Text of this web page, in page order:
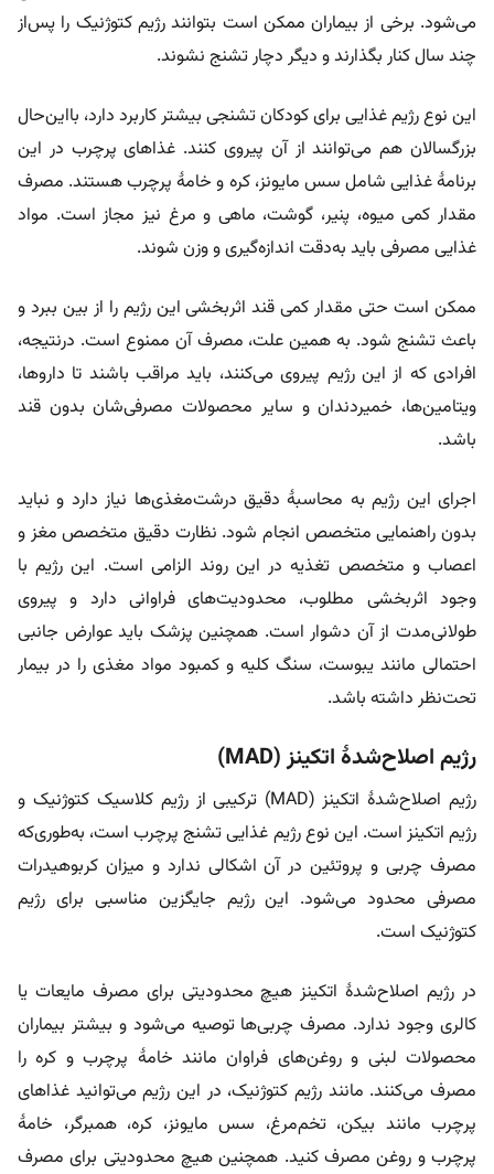
می‌شود. برخی از بیماران ممکن است بتوانند رژیم کتوژنیک را پس‌از
چند سال کنار بگذارند و دیگر دچار تشنج نشوند.
این نوع رژیم غذایی برای کودکان تشنجی بیشتر کاربرد دارد، بااین‌حال
بزرگسالان هم می‌توانند از آن پیروی کنند. غذاهای پرچرب در این
برنامۀ غذایی شامل سس مایونز، کره و خامۀ پرچرب هستند. مصرف
مقدار کمی میوه، پنیر، گوشت، ماهی و مرغ نیز مجاز است. مواد
غذایی مصرفی باید به‌دقت اندازه‌گیری و وزن شوند.
ممکن است حتی مقدار کمی قند اثربخشی این رژیم را از بین ببرد و
باعث تشنج شود. به همین علت، مصرف آن ممنوع است. درنتیجه،
افرادی که از این رژیم پیروی می‌کنند، باید مراقب باشند تا داروها،
ویتامین‌ها، خمیردندان و سایر محصولات مصرفی‌شان بدون قند
باشد.
اجرای این رژیم به محاسبۀ دقیق درشت‌مغذی‌ها نیاز دارد و نباید
بدون راهنمایی متخصص انجام شود. نظارت دقیق متخصص مغز و
اعصاب و متخصص تغذیه در این روند الزامی است. این رژیم با
وجود اثربخشی مطلوب، محدودیت‌های فراوانی دارد و پیروی
طولانی‌مدت از آن دشوار است. همچنین پزشک باید عوارض جانبی
احتمالی مانند یبوست، سنگ کلیه و کمبود مواد مغذی را در بیمار
تحت‌نظر داشته باشد.
رژیم اصلاح‌شدۀ اتکینز (MAD)
رژیم اصلاح‌شدۀ اتکینز (MAD) ترکیبی از رژیم کلاسیک کتوژنیک و
رژیم اتکینز است. این نوع رژیم غذایی تشنج پرچرب است، به‌طوری‌که
مصرف چربی و پروتئین در آن اشکالی ندارد و میزان کربوهیدرات
مصرفی محدود می‌شود. این رژیم جایگزین مناسبی برای رژیم
کتوژنیک است.
در رژیم اصلاح‌شدۀ اتکینز هیچ محدودیتی برای مصرف مایعات یا
کالری وجود ندارد. مصرف چربی‌ها توصیه می‌شود و بیشتر بیماران
محصولات لبنی و روغن‌های فراوان مانند خامۀ پرچرب و کره را
مصرف می‌کنند. مانند رژیم کتوژنیک، در این رژیم می‌توانید غذاهای
پرچرب مانند بیکن، تخم‌مرغ، سس مایونز، کره، همبرگر، خامۀ
پرچرب و روغن مصرف کنید. همچنین هیچ محدودیتی برای مصرف